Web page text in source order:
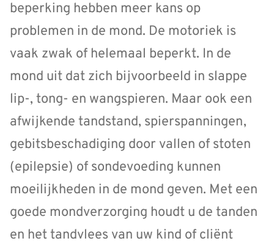
beperking hebben meer kans op
problemen in de mond. De motoriek is
vaak zwak of helemaal beperkt. In de
mond uit dat zich bijvoorbeeld in slappe
lip-, tong- en wangspieren. Maar ook een
afwijkende tandstand, spierspanningen,
gebitsbeschadiging door vallen of stoten
(epilepsie) of sondevoeding kunnen
moeilijkheden in de mond geven. Met een
goede mondverzorging houdt u de tanden
en het tandvlees van uw kind of cliënt